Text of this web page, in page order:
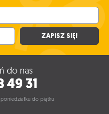
ZAPISZ SIĘ!
do nas
49 31
do piątku